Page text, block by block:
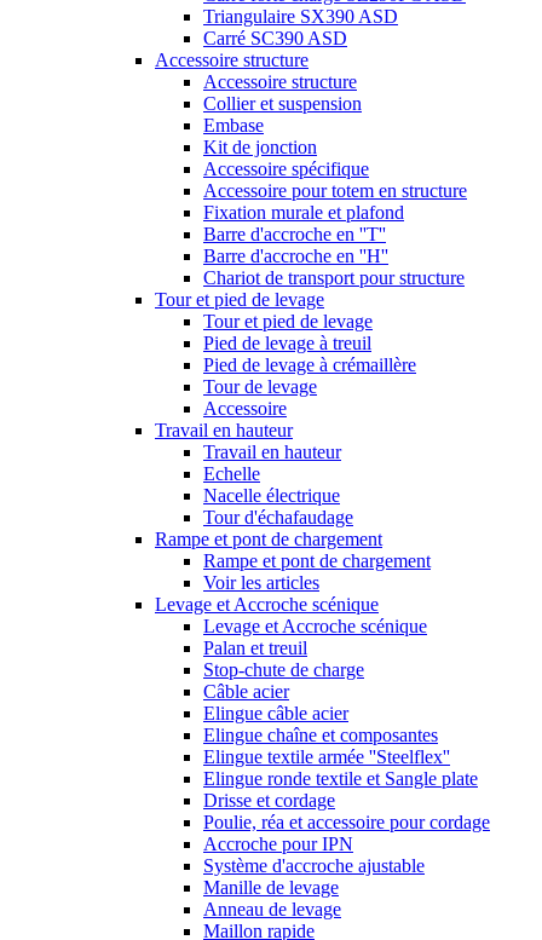
Triangulaire SX390 ASD
Carré SC390 ASD
Accessoire structure
Accessoire structure
Collier et suspension
Embase
Kit de jonction
Accessoire spécifique
Accessoire pour totem en structure
Fixation murale et plafond
Barre d'accroche en ''T''
Barre d'accroche en ''H''
Chariot de transport pour structure
Tour et pied de levage
Tour et pied de levage
Pied de levage à treuil
Pied de levage à crémaillère
Tour de levage
Accessoire
Travail en hauteur
Travail en hauteur
Echelle
Nacelle électrique
Tour d'échafaudage
Rampe et pont de chargement
Rampe et pont de chargement
Voir les articles
Levage et Accroche scénique
Levage et Accroche scénique
Palan et treuil
Stop-chute de charge
Câble acier
Elingue câble acier
Elingue chaîne et composantes
Elingue textile armée ''Steelflex''
Elingue ronde textile et Sangle plate
Drisse et cordage
Poulie, réa et accessoire pour cordage
Accroche pour IPN
Système d'accroche ajustable
Manille de levage
Anneau de levage
Maillon rapide